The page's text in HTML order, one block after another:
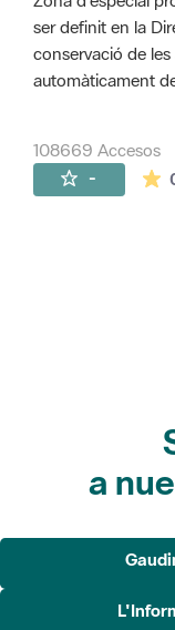
ser definit en la
conservació de les
automàticament
108669 Accesos
-
a